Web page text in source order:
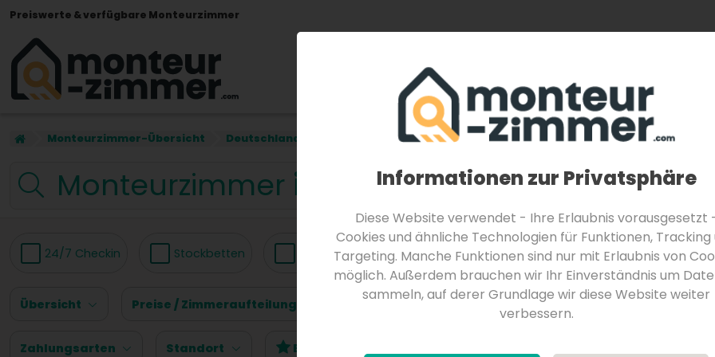
Preiswerte & verfügbare Monteurzimmer
Monteurzimmer finden
Monteurzimmer-Übersicht Deutschland
Monteurzimmer in Hamburg
24/7 Checkin Stockbetten WIFI / Internet Einzelbetten
Übersicht Preise / Zimmeraufteilung Zimmerausstattung
Zahlungsarten Standort Bewertung
Informationen zur Privatsphäre
Diese Website verwendet - Ihre Erlaubnis vorausgesetzt
Cookies und ähnliche Technologien für Funktionen, Tracking
Targeting. Manche Funktionen sind nur mit Erlaubnis von
möglich. Außerdem brauchen wir Ihr Einverständnis um
sammeln, auf derer Grundlage wir diese Website weiter
verbessern.